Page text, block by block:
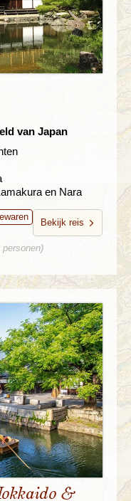
van Japan
en Nara
Bekijk reis
&